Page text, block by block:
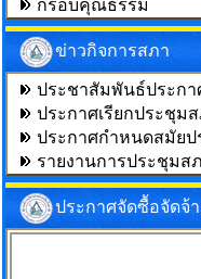
กรอบคุณธรรม
ข่าวกิจการสภา
ประชาสัมพันธ์ประกา
ประกาศเรียกประชุม
ประกาศกำหนดสมัยป
รายงานการประชุมส
ประกาศจัดซื้อจัดจ้